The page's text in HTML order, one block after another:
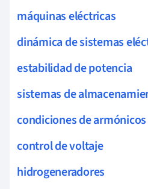
máquinas eléctricas
dinámica de sistemas
estabilidad de potencia
sistemas de
condiciones de armónicos
control de voltaje
hidrogeneradores